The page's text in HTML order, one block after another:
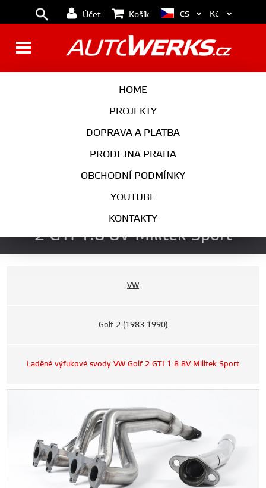
Účet Košík
HOME
PROJEKTY
DOPRAVA A PLATBA
PRODEJNA PRAHA
OBCHODNÍ PODMÍNKY
YOUTUBE
KONTAKTY
CS Kč
PODVOZEK
VÝFUK
INTERIÉR
AUTOKOSMETIKA
Laděné výfukové svody VW Golf
2 GTI 1.8 8V Milltek Sport
VW
Golf 2 (1983-1990)
Laděné výfukové svody VW Golf 2 GTI 1.8 8V Milltek Sport